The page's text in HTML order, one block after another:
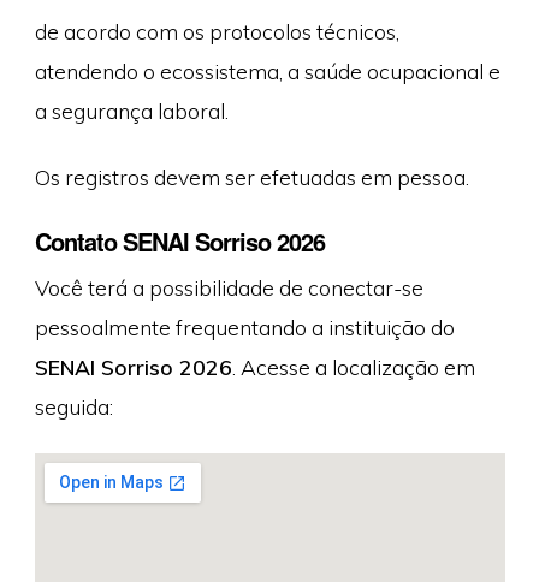
de acordo com os protocolos técnicos,
atendendo o ecossistema, a saúde ocupacional e
a segurança laboral.
Os registros devem ser efetuadas em pessoa.
Contato SENAI Sorriso 2026
Você terá a possibilidade de conectar-se
pessoalmente frequentando a instituição do
SENAI Sorriso 2026 . Acesse a localização em
seguida: